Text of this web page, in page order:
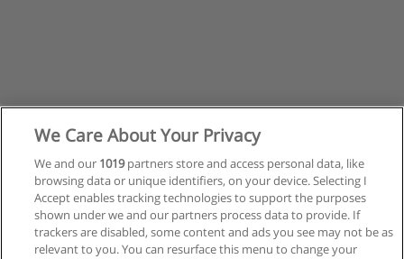
We Care About Your Privacy
We and our 1019partners store and access personal data, like
browsing data or unique identifiers, on your device. Selecting I
Accept enables tracking technologies to support the purposes
shown under we and our partners process data to provide. If
trackers are disabled, some content and ads you see may not be as
relevant to you. You can resurface this menu to change your